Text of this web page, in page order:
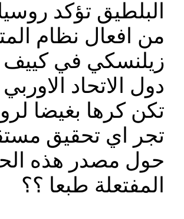
البلطيق تؤكد روسيا
من افعال نظام
زيلنسكي في كييف
دول الاتحاد الاوربي
تكن كرها بغيضا
تجر اي تحقيق
حول مصدر هذه
المفتعلة طبعا ؟؟